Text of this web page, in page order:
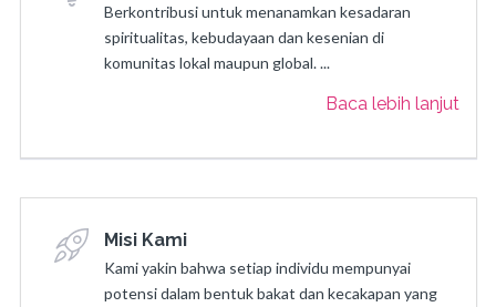
Berkontribusi untuk menanamkan kesadaran
spiritualitas, kebudayaan dan kesenian di
komunitas lokal maupun global. ...
Baca lebih lanjut
Misi Kami
Kami yakin bahwa setiap individu mempunyai
potensi dalam bentuk bakat dan kecakapan yang